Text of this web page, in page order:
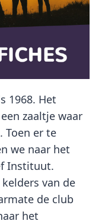
1968. Het
zaaltje waar
Toen er te
we naar het
Instituut.
van de
de club
het